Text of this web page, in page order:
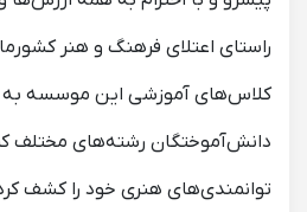
راستای اعتلای فرهنگ و هنر
کلاس‌های آموزشی این موسسه به
دانش‌آموختگان رشته‌های مختلف
توانمندی‌های هنری خود را کشف